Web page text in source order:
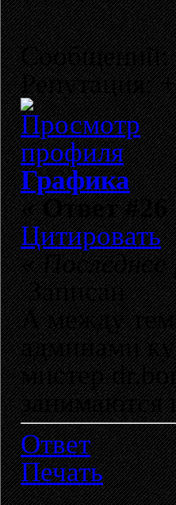
Сообщений:
Репутация:
Графика
«Ответ #26
Цитировать
«
Записан
А между тем
админами
мистер
занимаются
Ответ
Печать